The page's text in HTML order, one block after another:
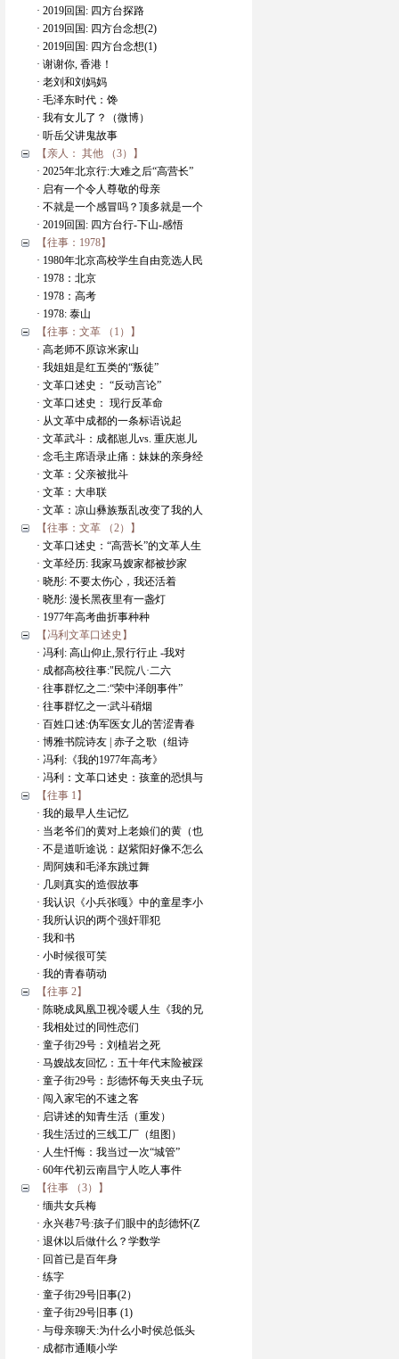
· 2019回国: 四方台探路
· 2019回国: 四方台念想(2)
· 2019回国: 四方台念想(1)
· 谢谢你, 香港！
· 老刘和刘妈妈
· 毛泽东时代：馋
· 我有女儿了？（微博）
· 听岳父讲鬼故事
【亲人： 其他 （3）】
· 2025年北京行:大难之后“高营长”
· 启有一个令人尊敬的母亲
· 不就是一个感冒吗？顶多就是一个
· 2019回国: 四方台行-下山-感悟
【往事：1978】
· 1980年北京高校学生自由竞选人民
· 1978：北京
· 1978：高考
· 1978: 泰山
【往事：文革 （1）】
· 高老师不原谅米家山
· 我姐姐是红五类的“叛徒”
· 文革口述史： “反动言论”
· 文革口述史： 现行反革命
· 从文革中成都的一条标语说起
· 文革武斗：成都崽儿vs. 重庆崽儿
· 念毛主席语录止痛：妹妹的亲身经
· 文革：父亲被批斗
· 文革：大串联
· 文革：凉山彝族叛乱改变了我的人
【往事：文革 （2）】
· 文革口述史：“高营长”的文革人生
· 文革经历: 我家马嫂家都被抄家
· 晓彤: 不要太伤心，我还活着
· 晓彤: 漫长黑夜里有一盏灯
· 1977年高考曲折事种种
【冯利文革口述史】
· 冯利: 高山仰止,景行行止 -我对
· 成都高校往事:"民院八·二六
· 往事群忆之二:“荣中泽朗事件”
· 往事群忆之一:武斗硝烟
· 百姓口述:伪军医女儿的苦涩青春
· 博雅书院诗友 | 赤子之歌（组诗
· 冯利:《我的1977年高考》
· 冯利：文革口述史：孩童的恐惧与
【往事 1】
· 我的最早人生记忆
· 当老爷们的黄对上老娘们的黄（也
· 不是道听途说：赵紫阳好像不怎么
· 周阿姨和毛泽东跳过舞
· 几则真实的造假故事
· 我认识《小兵张嘎》中的童星李小
· 我所认识的两个强奸罪犯
· 我和书
· 小时候很可笑
· 我的青春萌动
【往事 2】
· 陈晓成凤凰卫视冷暖人生《我的兄
· 我相处过的同性恋们
· 童子街29号：刘植岩之死
· 马嫂战友回忆：五十年代末险被踩
· 童子街29号：彭德怀每天夹虫子玩
· 闯入家宅的不速之客
· 启讲述的知青生活（重发）
· 我生活过的三线工厂（组图）
· 人生忏悔：我当过一次“城管”
· 60年代初云南昌宁人吃人事件
【往事 （3）】
· 缅共女兵梅
· 永兴巷7号:孩子们眼中的彭德怀(Z
· 退休以后做什么？学数学
· 回首已是百年身
· 练字
· 童子街29号旧事(2）
· 童子街29号旧事 (1)
· 与母亲聊天:为什么小时侯总低头
· 成都市通顺小学